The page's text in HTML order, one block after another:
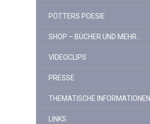
PÖTTERS POESIE
SHOP – BÜCHER UND MEHR…
VIDEOCLIPS
PRESSE
THEMATISCHE INFORMATIONEN
LINKS